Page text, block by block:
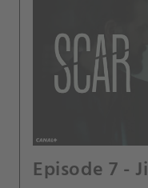
Episode 7 -